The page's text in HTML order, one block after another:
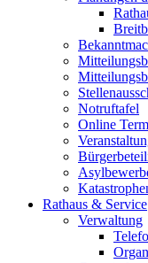
Notruftafel
Online
Rathaus & Service
Verwaltung